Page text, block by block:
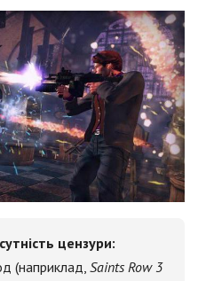
цензури:
(наприклад, Saints Row 3